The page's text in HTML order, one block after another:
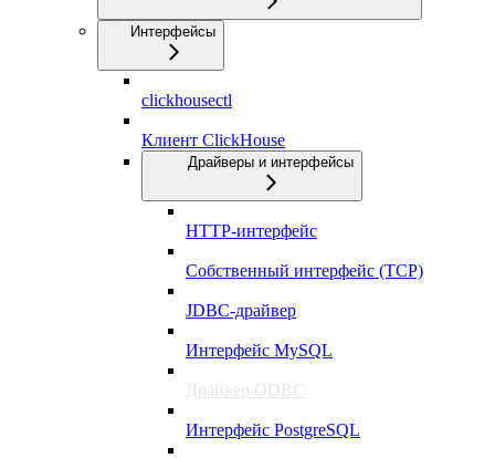
Интерфейсы
clickhousectl
Клиент ClickHouse
Драйверы и интерфейсы
HTTP-интерфейс
Собственный интерфейс (TCP)
JDBC-драйвер
Интерфейс MySQL
Драйвер ODBC
Интерфейс PostgreSQL